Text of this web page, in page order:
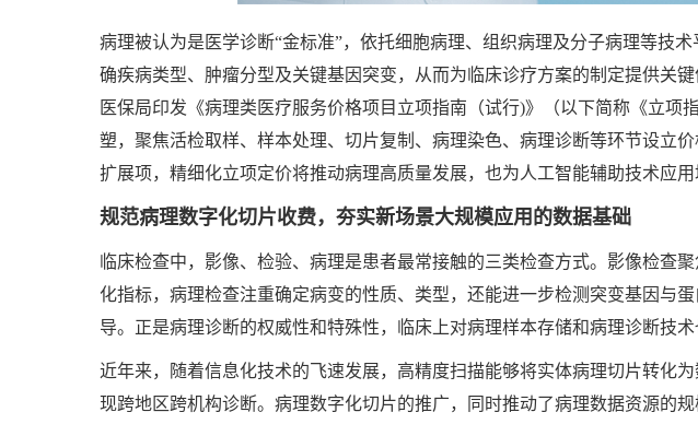
病理被认为是医学诊断“金标准”，依托细胞病理、组织病理及分子病理等技
确疾病类型、肿瘤分型及关键基因突变，从而为临床诊疗方案的制定提供关
医保局印发《病理类医疗服务价格项目立项指南（试行)》（以下简称《立项
塑，聚焦活检取样、样本处理、切片复制、病理染色、病理诊断等环节设立
扩展项，精细化立项定价将推动病理高质量发展，也为人工智能辅助技术应用
规范病理数字化切片收费，夯实新场景大规模应用的数据基础
临床检查中，影像、检验、病理是患者最常接触的三类检查方式。影像检查
化指标，病理检查注重确定病变的性质、类型，还能进一步检测突变基因与
导。正是病理诊断的权威性和特殊性，临床上对病理样本存储和病理诊断技术
近年来，随着信息化技术的飞速发展，高精度扫描能够将实体病理切片转化
现跨地区跨机构诊断。病理数字化切片的推广，同时推动了病理数据资源的